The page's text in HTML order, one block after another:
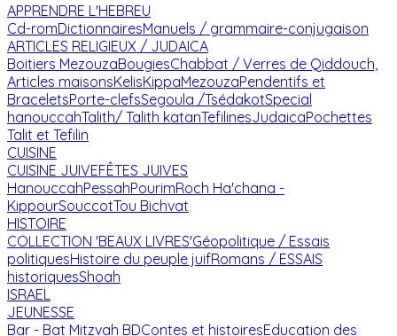
APPRENDRE L'HEBREU
Cd-romDictionnairesManuels / grammaire-conjugaison
ARTICLES RELIGIEUX / JUDAICA
Boitiers MezouzaBougiesChabbat / Verres de Qiddouch,
Articles maisonsKelisKippaMezouzaPendentifs et
BraceletsPorte-clefsSegoula /TsédakotSpecial
hanouccahTalith/ Talith katanTefilinesJudaicaPochettes
Talit et Tefilin
CUISINE
CUISINE JUIVEFÊTES JUIVES
HanouccahPessahPourimRoch Ha'chana -
KippourSouccotTou Bichvat
HISTOIRE
COLLECTION 'BEAUX LIVRES'Géopolitique / Essais
politiquesHistoire du peuple juifRomans / ESSAIS
historiquesShoah
ISRAEL
JEUNESSE
Bar - Bat Mitzvah BDContes et histoiresEducation des